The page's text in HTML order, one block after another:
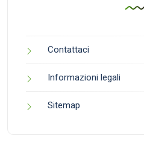
Contattaci
Informazioni legali
Sitemap